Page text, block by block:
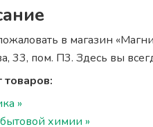
в магазин
33, пом. П3. Здесь вы
товаров:
»
химии »